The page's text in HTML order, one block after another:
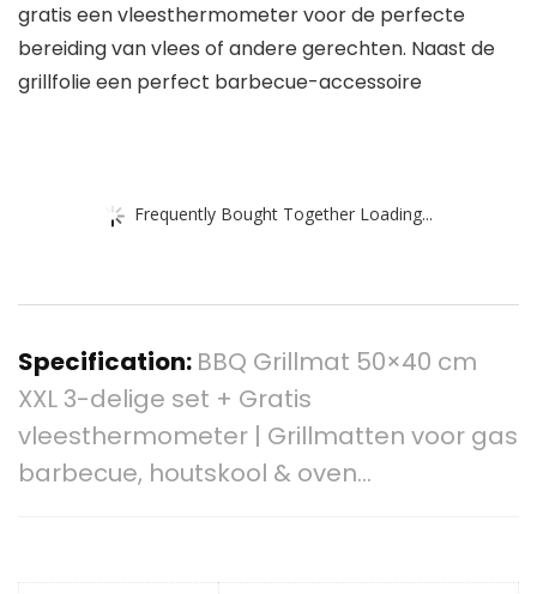
gratis een vleesthermometer voor de perfecte
bereiding van vlees of andere gerechten. Naast de
grillfolie een perfect barbecue-accessoire
Frequently Bought Together Loading...
Specification: BBQ Grillmat 50×40 cm
XXL 3-delige set + Gratis
vleesthermometer | Grillmatten voor gas
barbecue, houtskool & oven…